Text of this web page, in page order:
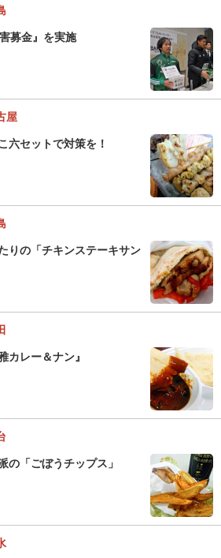
募金』を実施
屋
六セットで対策を！
りの「チキンステーキサン
カレー＆ナン』
の「ごぼうチップス」